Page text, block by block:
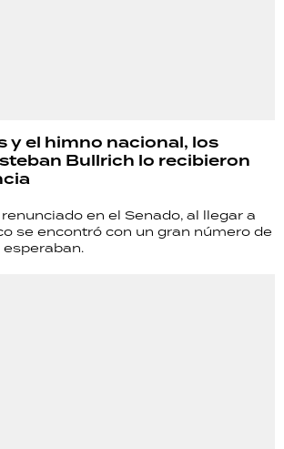
y el himno nacional, los
Bullrich lo recibieron
en el Senado, al llegar a
se encontró con un gran número de